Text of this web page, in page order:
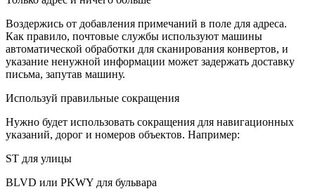
Воздержись от добавления примечаний в поле для адреса.
Как правило, почтовые службы используют машины
автоматической обработки для сканирования конвертов, и
указание ненужной информации может задержать доставку
письма, запутав машину.
Используй правильные сокращения
Нужно будет использовать сокращения для навигационных
указаний, дорог и номеров объектов. Например:
ST для улицы
BLVD или PKWY для бульвара